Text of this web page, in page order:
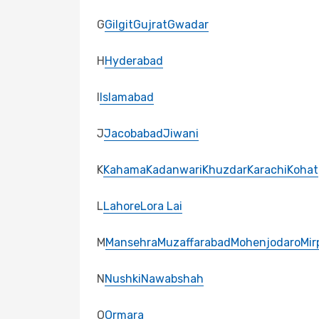
GGilgitGujratGwadar
HHyderabad
IIslamabad
JJacobabadJiwani
KKahamaKadanwariKhuzdarKarachiKohat
LLahoreLora Lai
MMansehraMuzaffarabadMohenjodaro
NNushkiNawabshah
OOrmara